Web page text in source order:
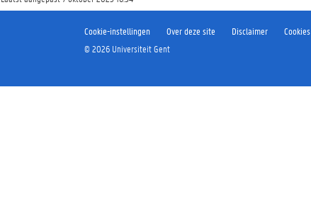
Cookie-instellingen Over deze site Disclaimer Cookies
©2026 Universiteit Gent